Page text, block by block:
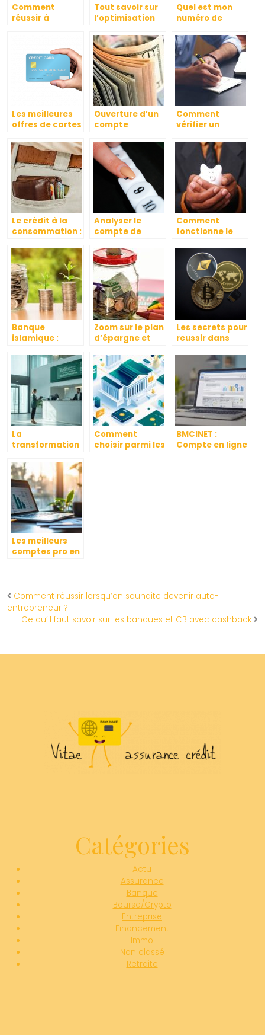
Comment
réussir à
l’on a beaucoup
de crédit ?
Tout savoir sur
l’optimisation
Quel est mon
numéro de
compte ?
Les meilleures
offres de cartes
gratuites
Ouverture d’un
compte
une association
: quelle
démarche
suivre ?
Comment
vérifier un
banque ?
Le crédit à la
consommation :
et qui peut le
contracter ?
Analyser le
compte de
pourquoi
Comment
fonctionne le
crédit ? Quels
sont ses
avantages ?
Banque
islamique :
et produits
financiers
Zoom sur le plan
d’épargne et
Les secrets pour
reussir dans
cryptomonnaies
: apprendre et
investir
judicieusement
La
transformation
services
bancaires :
zoom sur les
solutions du
Credit Agricole
Finistère
Comment
choisir parmi les
BMCINET :
Compte en ligne
Les meilleurs
comptes pro en
Comment réussir lorsqu’on souhaite devenir auto-
entrepreneur ?
Ce qu’il faut savoir sur les banques et CB avec cashback
Catégories
Actu
Assurance
Banque
Bourse/Crypto
Entreprise
Financement
Immo
Non classé
Retraite